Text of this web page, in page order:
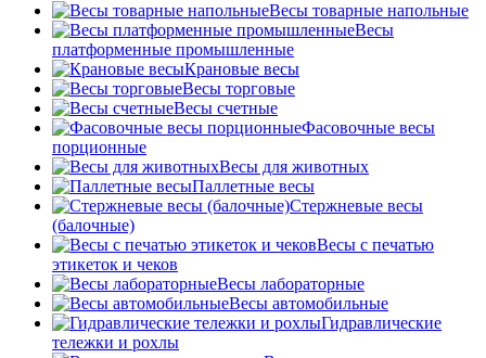
Весы товарные напольные
Весы
платформенные промышленные
Крановые весы
Весы торговые
Весы счетные
Фасовочные весы
порционные
Весы для животных
Паллетные весы
Стержневые весы
(балочные)
Весы c печатью
этикеток и чеков
Весы лабораторные
Весы автомобильные
Гидравлические
тележки и рохлы